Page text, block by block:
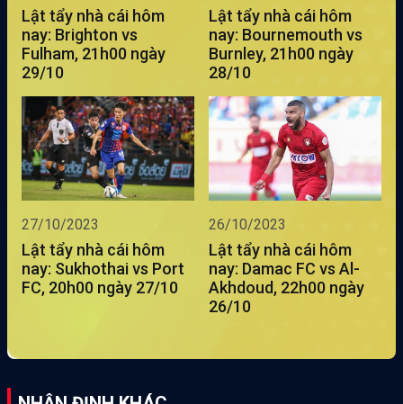
Lật tẩy nhà cái hôm
nay: Brighton vs
Fulham, 21h00 ngày
29/10
Lật tẩy nhà cái hôm
nay: Bournemouth vs
Burnley, 21h00 ngày
28/10
27/10/2023
Lật tẩy nhà cái hôm
nay: Sukhothai vs Port
FC, 20h00 ngày 27/10
26/10/2023
Lật tẩy nhà cái hôm
nay: Damac FC vs Al-
Akhdoud, 22h00 ngày
26/10